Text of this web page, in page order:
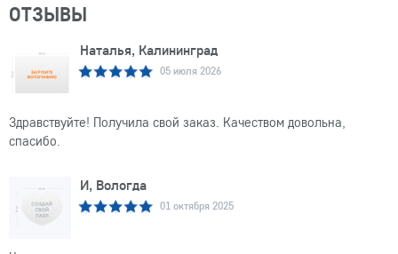
ОТЗЫВЫ
Наталья, Калининград
05 июля 2026
Здравствуйте! Получила свой заказ. Качеством довольна,
спасибо.
И, Вологда
01 октября 2025